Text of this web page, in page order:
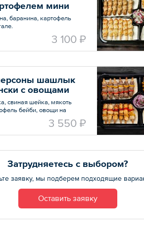
посуда в вакуумной
качества: Тарелки,
кг
мини
баранина, картофель
в вакуумной упаковке
Тарелки, вилки, ножи,
г
3 100 ₽
шашлык
с овощами
свиная шейка, мякоть
бейби, овощи на
в вакуумной упаковке
Тарелки, вилки, ножи,
3 550 ₽
Затрудняетесь с выбором?
заявку, мы подберем подходящие
Оставить заявку